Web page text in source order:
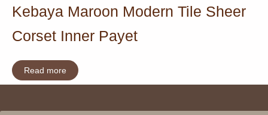
Kebaya Maroon Modern Tile Sheer
Corset Inner Payet
Read more